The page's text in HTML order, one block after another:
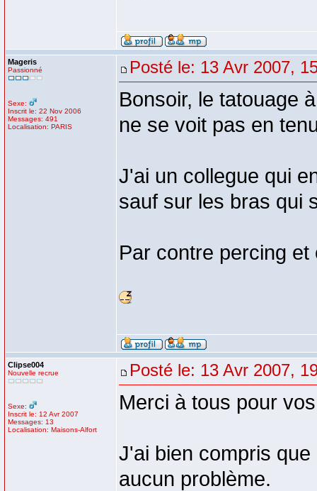
Mageris
Passionné
Sexe:
Inscrit le: 22 Nov 2006
Messages: 491
Localisation: PARIS
Posté le: 13 Avr 2007,
Bonsoir, le tatouage
ne se voit pas en
J'ai un collegue qui
sauf sur les bras qui
Par contre percing
Clipse004
Nouvelle recrue
Sexe:
Inscrit le: 12 Avr 2007
Messages: 13
Localisation: Maisons-Alfort
Posté le: 13 Avr 2007,
Merci à tous pour
J'ai bien compris
aucun problème.